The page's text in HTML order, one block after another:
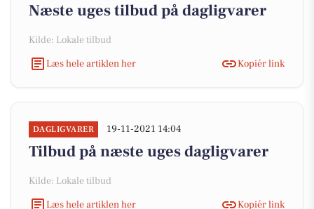
Næste uges tilbud på dagligvarer
Kilde: Lokale tilbud
Læs hele artiklen her
Kopiér link
DAGLIGVARER 19-11-2021 14:04
Tilbud på næste uges dagligvarer
Kilde: Lokale tilbud
Læs hele artiklen her
Kopiér link